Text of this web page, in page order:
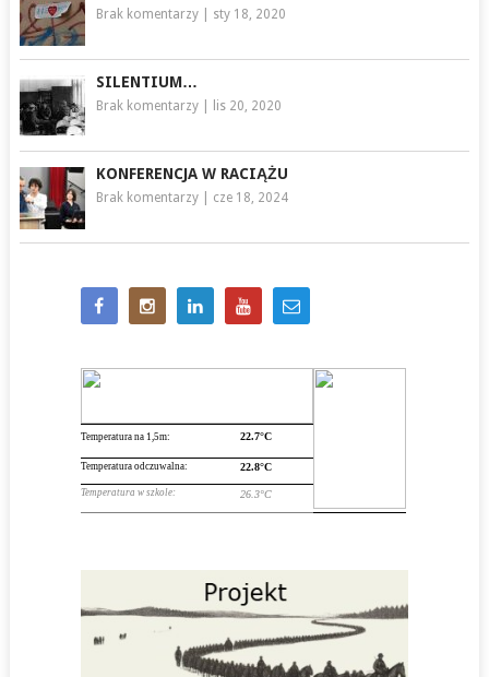
Brak komentarzy| sty 18, 2020
SILENTIUM…
Brak komentarzy| lis 20, 2020
KONFERENCJA W RACIĄŻU
Brak komentarzy| cze 18, 2024